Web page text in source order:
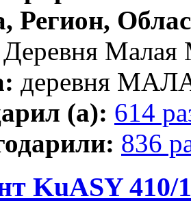
Регион,
Деревня Малая
деревня
(а): 614
836
KuASY 410/